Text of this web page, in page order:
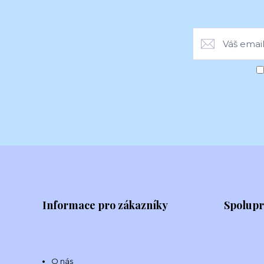
Informace pro zákazníky
O nás